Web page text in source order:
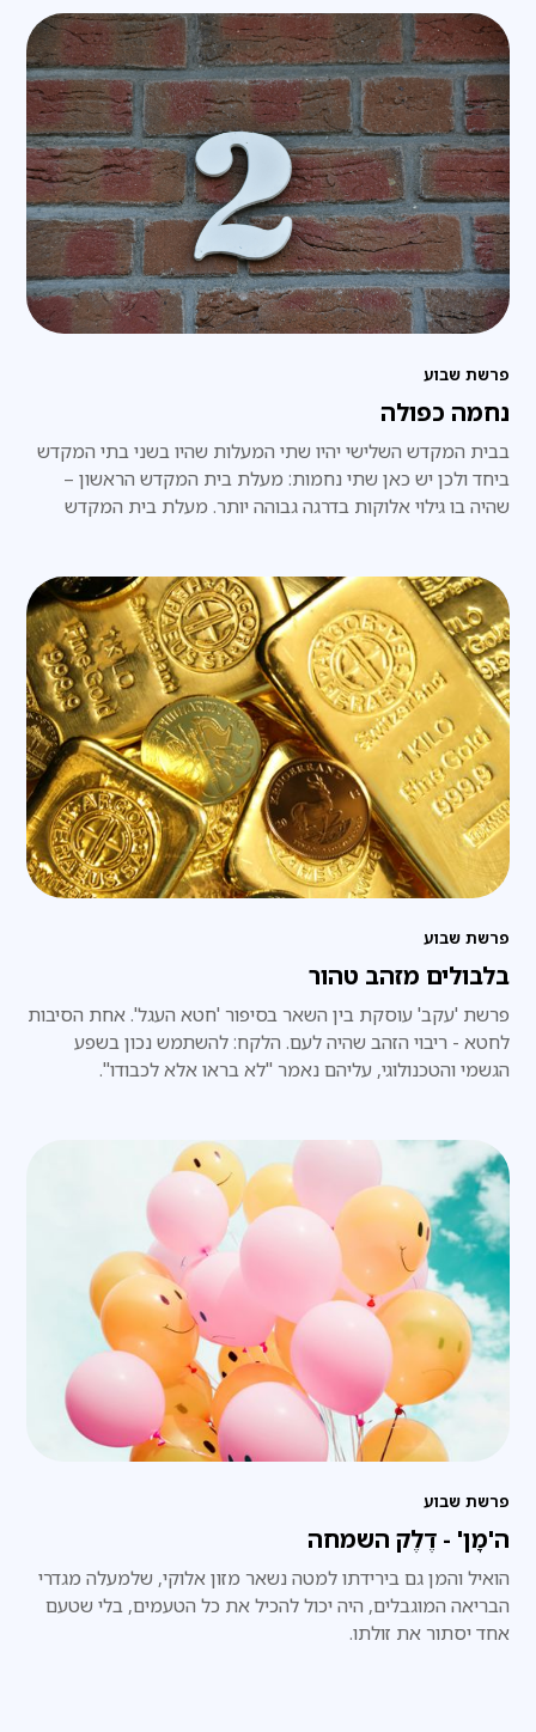
פרשת שבוע
נחמה כפולה
בבית המקדש השלישי יהיו שתי המעלות שהיו בשני בתי המקדש
ביחד ולכן יש כאן שתי נחמות: מעלת בית המקדש הראשון –
שהיה בו גילוי אלוקות בדרגה גבוהה יותר. מעלת בית המקדש
פרשת שבוע
בלבולים מזהב טהור
פרשת 'עקב' עוסקת בין השאר בסיפור 'חטא העגל'. אחת הסיבות
לחטא - ריבוי הזהב שהיה לעם. הלקח: להשתמש נכון בשפע
הגשמי והטכנולוגי, עליהם נאמר "לא בראו אלא לכבודו".
פרשת שבוע
ה'מָן' - דֶלֶק השמחה
הואיל והמן גם בירידתו למטה נשאר מזון אלוקי, שלמעלה מגדרי
הבריאה המוגבלים, היה יכול להכיל את כל הטעמים, בלי שטעם
אחד יסתור את זולתו.